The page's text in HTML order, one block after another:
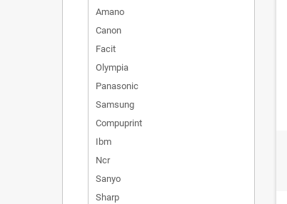
Amano
Canon
Facit
Olympia
Panasonic
Samsung
Compuprint
Ibm
Ncr
Sanyo
Sharp